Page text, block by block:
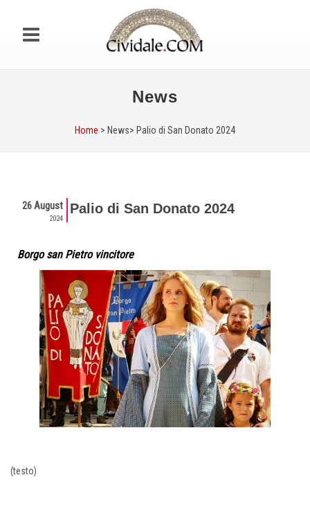
News
Home > News> Palio di San Donato 2024
26 August
2024
Palio di San Donato 2024
Borgo san Pietro vincitore
(testo)